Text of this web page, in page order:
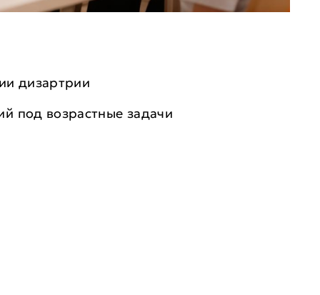
дизартрии
под возрастные задачи